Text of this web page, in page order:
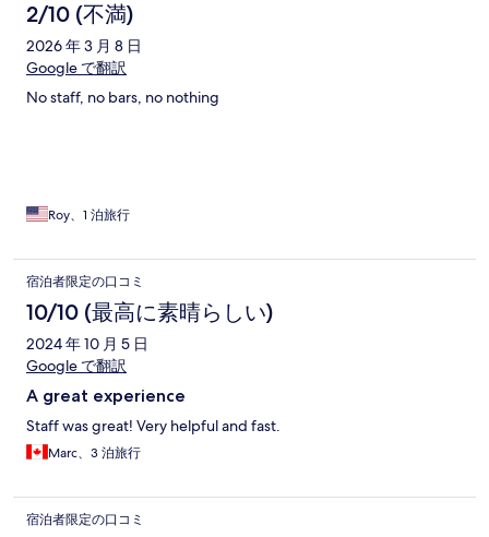
2/10 (不満)
2026 年 3 月 8 日
Google で翻訳
No staff, no bars, no nothing
Roy、1 泊旅行
宿泊者限定の口コミ
10/10 (最高に素晴らしい)
2024 年 10 月 5 日
Google で翻訳
A great experience
Staff was great! Very helpful and fast.
Marc、3 泊旅行
宿泊者限定の口コミ